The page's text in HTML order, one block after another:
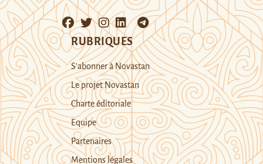
RUBRIQUES
S’abonner à Novastan
Le projet Novastan
Charte éditoriale
Equipe
Partenaires
Mentions légales